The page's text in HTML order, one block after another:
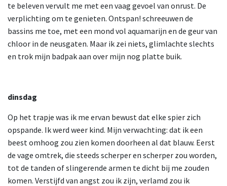
te beleven vervult me met een vaag gevoel van onrust. De
verplichting om te genieten. Ontspan! schreeuwen de
bassins me toe, met een mond vol aquamarijn en de geur van
chloor in de neusgaten. Maar ik zei niets, glimlachte slechts
en trok mijn badpak aan over mijn nog platte buik.
dinsdag
Op het trapje was ik me ervan bewust dat elke spier zich
opspande. Ik werd weer kind. Mijn verwachting: dat ik een
beest omhoog zou zien komen doorheen al dat blauw. Eerst
de vage omtrek, die steeds scherper en scherper zou worden,
tot de tanden of slingerende armen te dicht bij me zouden
komen. Verstijfd van angst zou ik zijn, verlamd zou ik